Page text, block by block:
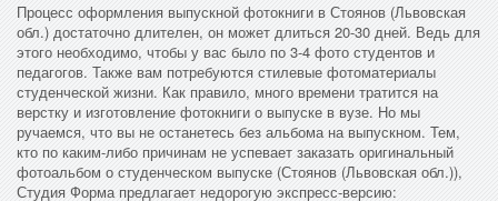
Процесс оформления выпускной фотокниги в Стоянов (Львовская
обл.) достаточно длителен, он может длиться 20-30 дней. Ведь для
этого необходимо, чтобы у вас было по 3-4 фото студентов и
педагогов. Также вам потребуются стилевые фотоматериалы
студенческой жизни. Как правило, много времени тратится на
верстку и изготовление фотокниги о выпуске в вузе. Но мы
ручаемся, что вы не останетесь без альбома на выпускном. Тем,
кто по каким-либо причинам не успевает заказать оригинальный
фотоальбом о студенческом выпуске (Стоянов (Львовская обл.)),
Студия Форма предлагает недорогую экспресс-версию: